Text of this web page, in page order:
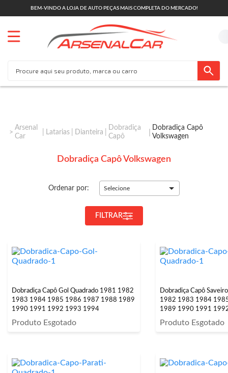
BEM-VINDO A LOJA DE AUTO PEÇAS MAIS COMPLETA DO MERCADO!
Arsenal
Car
Latarias Dianteira
Dobradiça
Capô
Dobradiça Capô
Volkswagen
Dobradiça Capô Volkswagen
Ordenar por: Selecione
FILTRAR
Dobradiça Capô Gol Quadrado 1981 1982
1983 1984 1985 1986 1987 1988 1989
1990 1991 1992 1993 1994
Produto Esgotado
Dobradiça Capô
1982 1983 1984
1989 1990 1991
Produto Esgotado